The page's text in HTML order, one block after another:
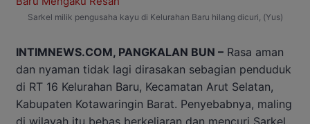
Sarkel milik pengusaha kayu di Kelurahan Baru hilang dicuri, (Yus)
INTIMNEWS.COM, PANGKALAN BUN – Rasa aman
dan nyaman tidak lagi dirasakan sebagian penduduk
di RT 16 Kelurahan Baru, Kecamatan Arut Selatan,
Kabupaten Kotawaringin Barat. Penyebabnya, maling
di wilayah itu bebas berkeliaran dan mencuri Sarkel